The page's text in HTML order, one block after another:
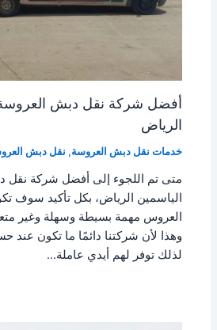
أفضل شركة نقل دبش
الرياض
خدمات نقل دبش العروسة, نقل دبش
متى تم اللجوء إلى أفضل شركة
الياسمين الرياض، بكل تأكيد سوف
العروس مهمة بسيطة وسهلة وغير
وهذا لأن شركتنا دائمًا ما تكون عند
لذلك توفر لهم أيدي عاملة…